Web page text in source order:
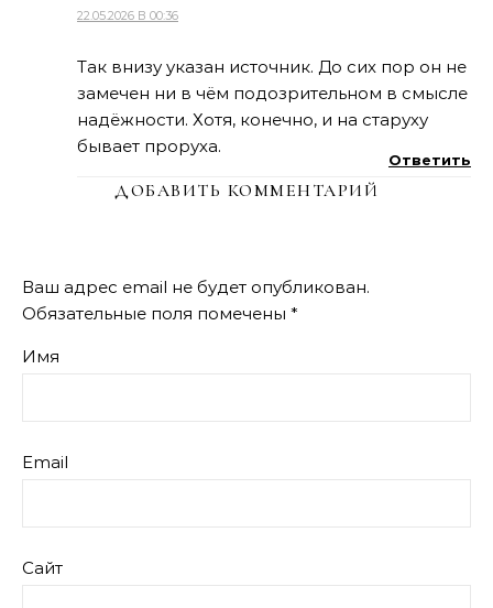
22.05.2026 В 00:36
Так внизу указан источник. До сих пор он не
замечен ни в чём подозрительном в смысле
надёжности. Хотя, конечно, и на старуху
бывает проруха.
Ответить
ДОБАВИТЬ КОММЕНТАРИЙ
Ваш адрес email не будет опубликован.
Обязательные поля помечены *
Имя
Email
Сайт